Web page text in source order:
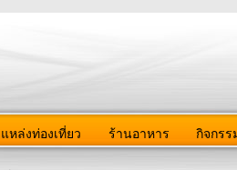
แหล่งท่องเที่ยว ร้านอาหาร กิจกรร